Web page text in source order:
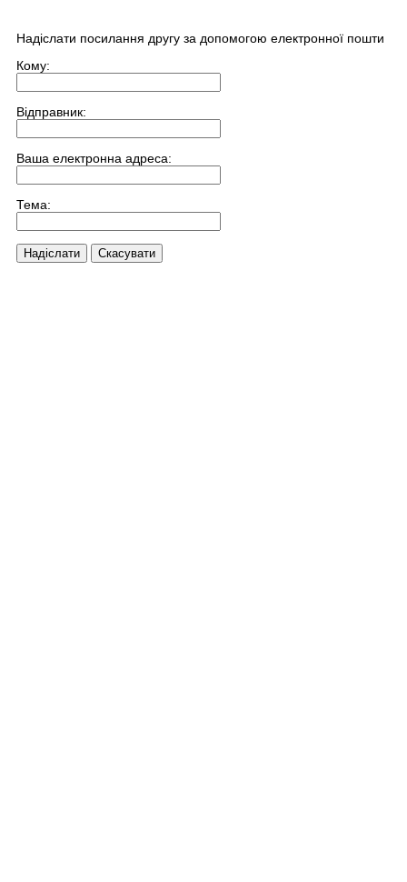
Надіслати посилання другу за допомогою електронної пошти
Кому:
Відправник:
Ваша електронна адреса:
Тема:
Надіслати Скасувати